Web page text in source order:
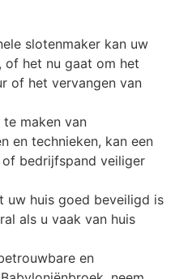
slotenmaker kan uw
of het nu gaat om het
of het vervangen van
maken van
en technieken, kan een
bedrijfspand veiliger
uw huis goed beveiligd is
als u vaak van huis
en